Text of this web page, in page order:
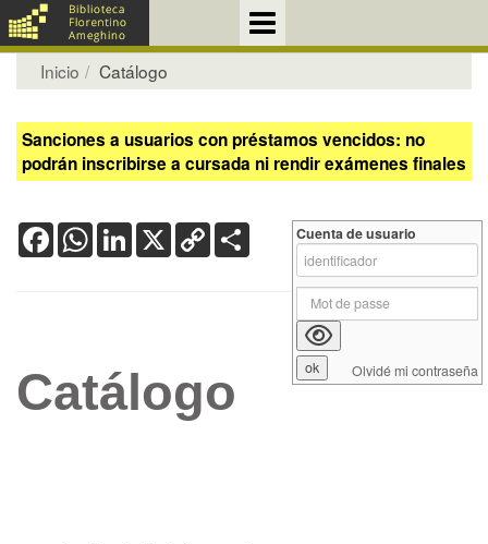
Inicio Catálogo
Sanciones a usuarios con préstamos vencidos: no
podrán inscribirse a cursada ni rendir exámenes finales
FacebookWhatsApp
LinkedIn
X Copy
Link
Catálogo
Cuenta de usuario
Olvidé mi contraseña